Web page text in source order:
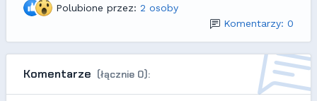
Polubione przez: 2 osoby
Komentarzy: 0
Komentarze (łącznie 0):